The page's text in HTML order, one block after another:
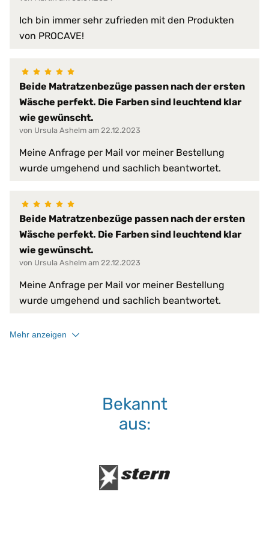
Ich bin immer sehr zufrieden mit den Produkten
von PROCAVE!
Beide Matratzenbezüge passen nach der ersten
Wäsche perfekt. Die Farben sind leuchtend klar
wie gewünscht.
von Ursula Ashelm am 22.12.2023
Meine Anfrage per Mail vor meiner Bestellung
wurde umgehend und sachlich beantwortet.
Beide Matratzenbezüge passen nach der ersten
Wäsche perfekt. Die Farben sind leuchtend klar
wie gewünscht.
von Ursula Ashelm am 22.12.2023
Meine Anfrage per Mail vor meiner Bestellung
wurde umgehend und sachlich beantwortet.
Mehr anzeigen
Bekannt
aus: